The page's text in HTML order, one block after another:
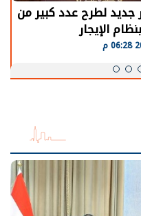
في قطاع الطاقة
الإنتاج الطبيعية